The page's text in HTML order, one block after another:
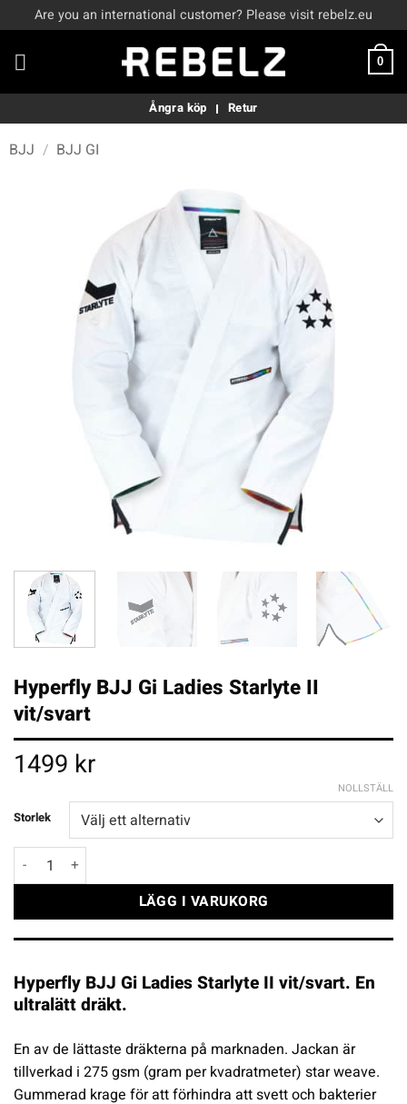
to
content
Are you an international customer? Please visit rebelz.eu
0
Ångra köp Retur
BJJ / BJJ GI
Hyperfly BJJ Gi Ladies Starlyte II
vit/svart
1499 kr
Storlek
NOLLSTÄLL
Hyperfly BJJ Gi Ladies Starlyte II vit/svart mängd
LÄGG I VARUKORG
Hyperfly BJJ Gi Ladies Starlyte II vit/svart. En
ultralätt dräkt.
En av de lättaste dräkterna på marknaden. Jackan är
tillverkad i 275 gsm (gram per kvadratmeter) star weave.
Gummerad krage för att förhindra att svett och bakterier